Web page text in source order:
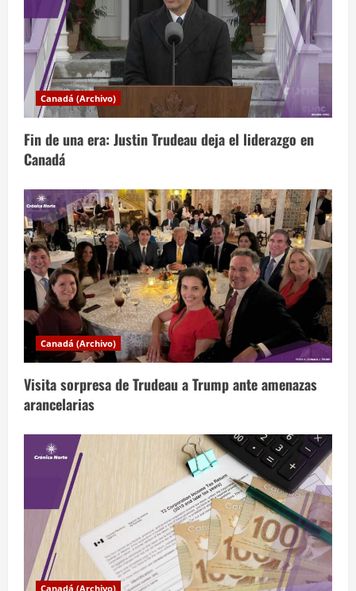
ó
n
d
e
e
n
t
r
a
d
a
s
Canadá (Archivo)
Fin de una era: Justin Trudeau deja el liderazgo en
Canadá
Canadá (Archivo)
Visita sorpresa de Trudeau a Trump ante amenazas
arancelarias
Canadá (Archivo)